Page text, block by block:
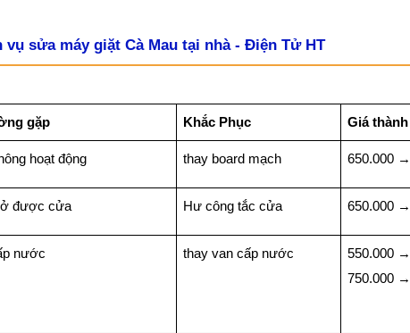
vụ sửa máy giặt Cà Mau tại nhà - Điện Tử HT
gặp Khắc Phục Giá thành
hoạt động thay board mạch 650.000 →
được cửa Hư công tắc cửa 650.000 →
nước thay van cấp nước 550.000 →
750.000 →